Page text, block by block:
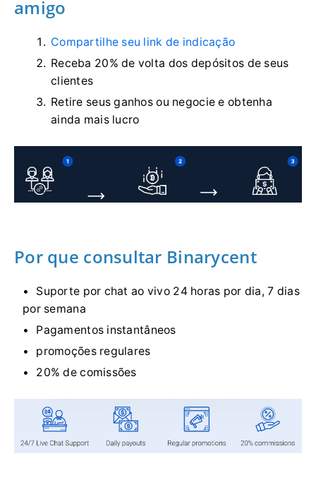
amigo
Compartilhe seu link de indicação
Receba 20% de volta dos depósitos de seus
clientes
Retire seus ganhos ou negocie e obtenha
ainda mais lucro
Por que consultar Binarycent
Suporte por chat ao vivo 24 horas por dia, 7 dias
por semana
Pagamentos instantâneos
promoções regulares
20% de comissões